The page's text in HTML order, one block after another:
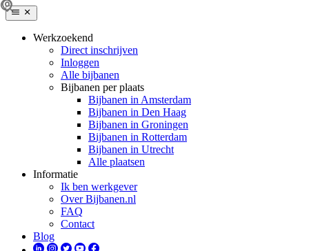
Werkzoekend
Direct inschrijven
Inloggen
Alle bijbanen
Bijbanen per plaats
Bijbanen in Amsterdam
Bijbanen in Den Haag
Bijbanen in Groningen
Bijbanen in Rotterdam
Bijbanen in Utrecht
Alle plaatsen
Informatie
Ik ben werkgever
Over Bijbanen.nl
FAQ
Contact
Blog